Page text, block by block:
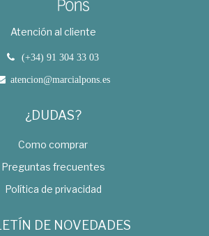
Atención al cliente
(+34) 91 304 33 03
atencion@marcialpons.es
¿DUDAS?
Como comprar
Preguntas frecuentes
Política de privacidad
DE NOVEDADES